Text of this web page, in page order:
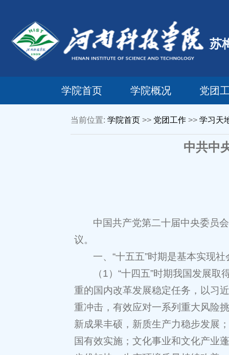
苏
学院首页 学院概况 党团
当前位置: 学院首页>> 党团工作>> 学习天
中共中
中国共产党第二十届中央委员
议。
一、“十五五”时期是基本实现
（1）“十四五”时期我国发展
重的国内改革发展稳定任务，以习
重冲击，有效应对一系列重大风险
新成果丰硕，新质生产力稳步发展
国有效实施；文化事业和文化产业